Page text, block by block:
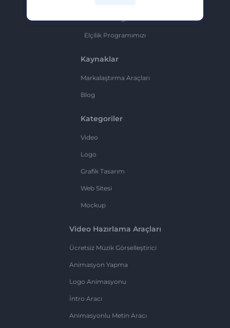
Elçilik Programımızı
Kaynaklar
Markalaştırma Araçları
Blog
Kategoriler
Video
Logo
Grafik Tasarım
Web Sitesi
Mockup
Video Hazırlama Araçları
Ücretsiz Müzik Görselleştirici
Animasyon Yapma
Logo Animasyonu
İntro Aracı
Animasyonlu Metin Aracı